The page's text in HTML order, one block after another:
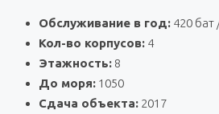
Обслуживание в год: 420 бат
Кол-во корпусов: 4
Этажность: 8
До моря: 1050
Сдача объекта: 2017